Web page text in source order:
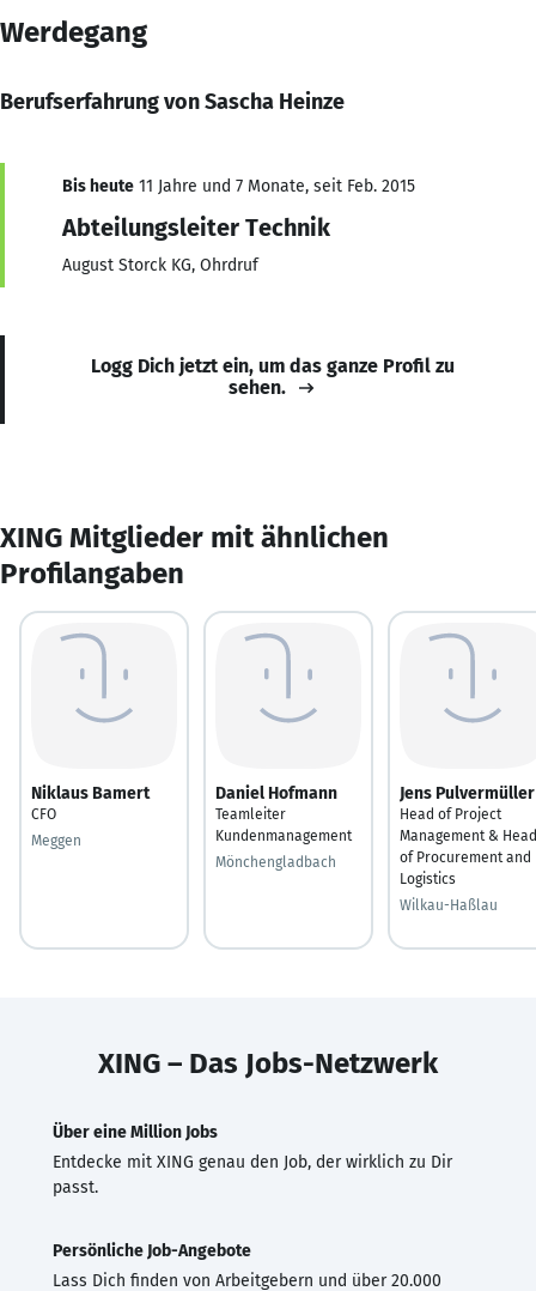
Werdegang
Berufserfahrung von Sascha Heinze
Bis heute 11 Jahre und 7 Monate, seit Feb. 2015
Abteilungsleiter Technik
August Storck KG, Ohrdruf
Logg Dich jetzt ein, um das ganze Profil zu
sehen.
XING Mitglieder mit ähnlichen
Profilangaben
Niklaus Bamert
CFO
Meggen
Daniel Hofmann
Teamleiter
Kundenmanagement
Mönchengladbach
Jens Pulvermüller
Head of Project
Management & Head
of Procurement and
Logistics
Wilkau-Haßlau
XING – Das Jobs-Netzwerk
Über eine Million Jobs
Entdecke mit XING genau den Job, der wirklich zu Dir
passt.
Persönliche Job-Angebote
Lass Dich finden von Arbeitgebern und über 20.000